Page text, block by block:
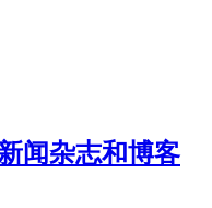
闻杂志和博客